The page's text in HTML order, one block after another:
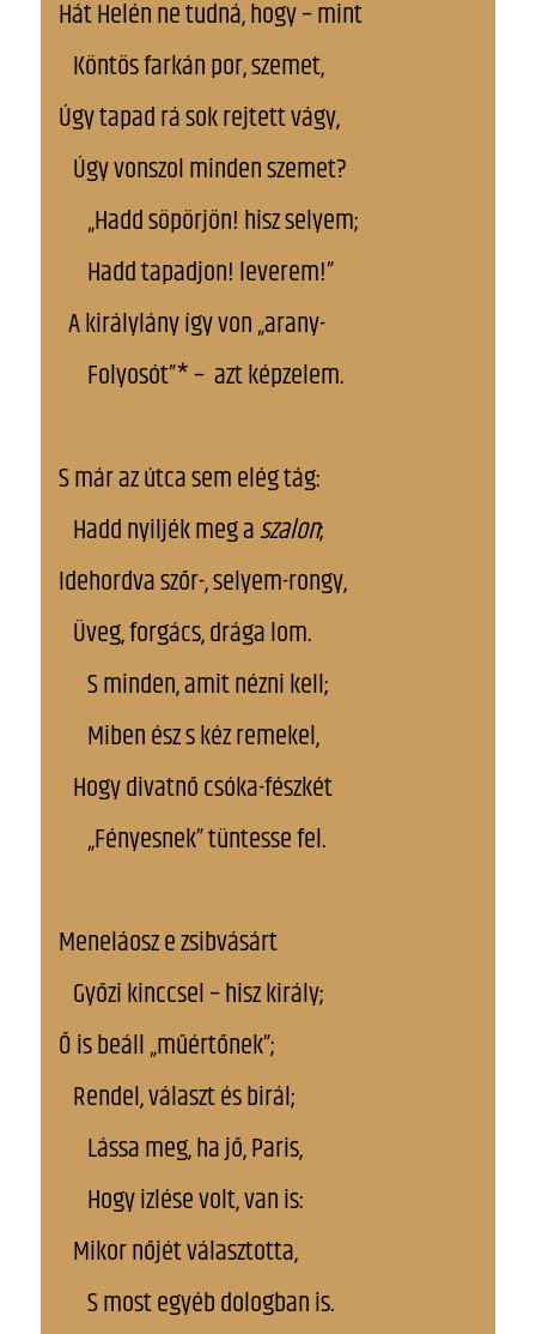
Hát Helén ne tudná, hogy – mint
Köntös farkán por, szemet,
Úgy tapad rá sok rejtett vágy,
Úgy vonszol minden szemet?
„Hadd söpörjön! hisz selyem;
Hadd tapadjon! leverem!”
A királylány így von „arany-
Folyosót”* – azt képzelem.
S már az útca sem elég tág:
Hadd nyiljék meg aszalon;
Idehordva szőr-, selyem-rongy,
Üveg, forgács, drága lom.
S minden, amit nézni kell;
Miben ész s kéz remekel,
Hogy divatnő csóka-fészkét
„Fényesnek” tüntesse fel.
Meneláosz e zsibvásárt
Győzi kinccsel – hisz király;
Ő is beáll „műértőnek”;
Rendel, választ és birál;
Lássa meg, ha jő, Paris,
Hogy izlése volt, van is:
Mikor nőjét választotta,
S most egyéb dologban is.